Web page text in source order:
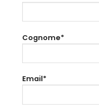
Cognome*
Email*